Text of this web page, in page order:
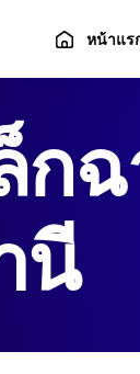
หน้าแร
ตะกร้าสิ
ก
นี